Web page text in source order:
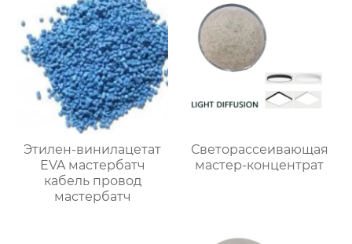
Этилен-винилацетат
EVA мастербатч
кабель провод
мастербатч
Светорассеивающая
мастер-концентрат